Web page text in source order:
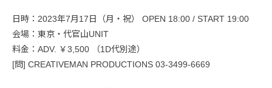
日時：2023年7月17日（月・祝） OPEN 18:00 / START 19:00
会場：東京・代官山UNIT
料金：ADV. ￥3,500 （1D代別途）
[問] CREATIVEMAN PRODUCTIONS 03-3499-6669